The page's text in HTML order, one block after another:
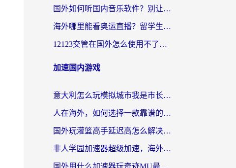
国外如何听国内音乐软件？别让地域限制，断了你的中文歌单
海外哪里能看奥运直播？留学生&海外华人必看的体育赛事观赛终极指南
12123交管在国外怎么使用不了？海外华人必看的无缝访问国内资源指南
加速国内游戏
意大利怎么玩模拟城市我是市长？海外党国服游戏加速终极攻略（附三国3量子特攻解决办法）
人在海外，如何选择一款靠谱的玩剑灵2加速器？
国外玩灌篮高手延迟高怎么解决？海外玩家国服游戏加速终极指南
非人学园加速器超级加速，海外玩家重返国服的通行证
国外用什么加速器玩奇迹MU最好？2026海外玩家国服游戏加速全攻略